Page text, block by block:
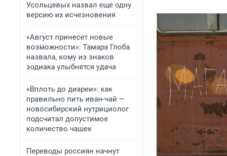
Усольцевых назвал еще одну
версию их исчезновения
«Август принесет новые
возможности»: Тамара Глоба
назвала, кому из знаков
зодиака улыбнется удача
«Вплоть до диареи»: как
правильно пить иван-чай —
новосибирский нутрициолог
подсчитал допустимое
количество чашек
Переводы россиян начнут